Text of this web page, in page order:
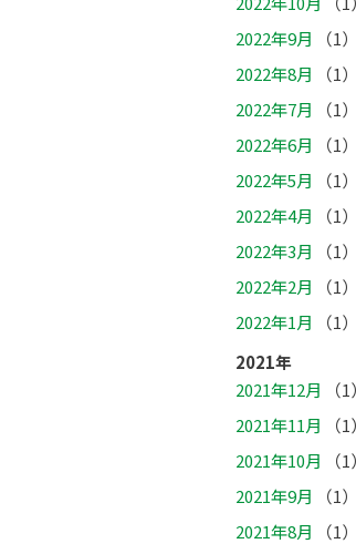
2022年9月
（1）
2022年8月
（1）
2022年7月
（1）
2022年6月
（1）
2022年5月
（1）
2022年4月
（1）
2022年3月
（1）
2022年2月
（1）
2022年1月
（1）
2021年
2021年12月
（1）
2021年11月
（1）
2021年10月
（1）
2021年9月
（1）
2021年8月
（1）